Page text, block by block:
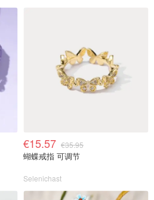
€15.57 €35.95
蝴蝶戒指 可调节
Selenichast